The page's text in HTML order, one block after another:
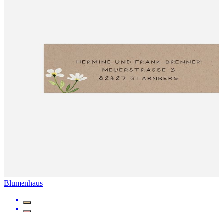
Blumenhaus